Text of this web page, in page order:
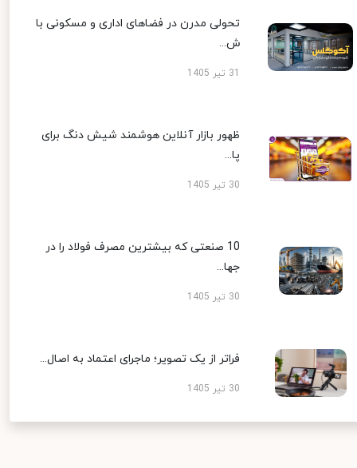
تحولی مدرن در فضاهای اداری و مسکونی با
ش...
ظهور بازار آنلاین هوشمند شیش دنگ برای
پا...
30 تیر 1405
10 صنعتی که بیشترین مصرف فولاد را در
جها...
30 تیر 1405
فراتر از یک تصویر؛ ماجرای اعتماد به اصال...
30 تیر 1405